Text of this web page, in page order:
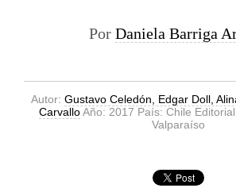
Por Daniela Barriga
Autor: Gustavo Celedón, Edgar Doll,
CarvalloAño: 2017 País: Chile
Valparaíso